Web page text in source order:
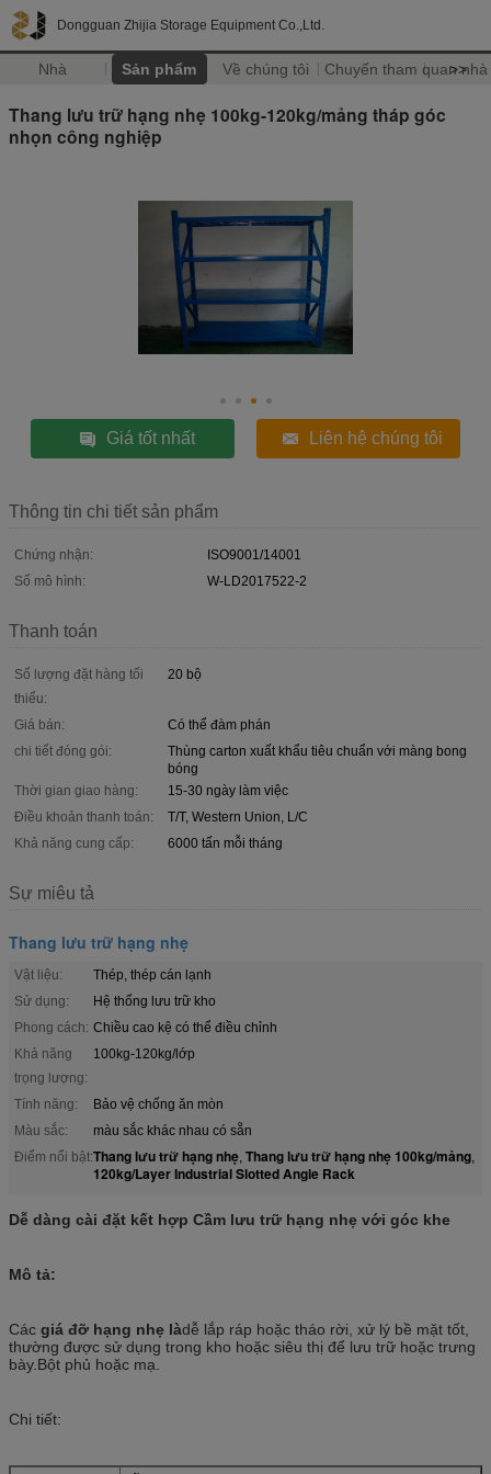
Dongguan Zhijia Storage Equipment Co.,Ltd.
Nhà Sản phẩm Về chúng tôi Chuyến tham quan nhà
>>
Thang lưu trữ hạng nhẹ 100kg-120kg/mảng tháp góc
nhọn công nghiệp
Giá tốt nhất Liên hệ chúng tôi
Thông tin chi tiết sản phẩm
Chứng nhận:
ISO9001/14001
Số mô hình:
W-LD2017522-2
Thanh toán
Số lượng đặt hàng tối
thiểu:
20 bộ
Giá bán:
Có thể đàm phán
chi tiết đóng gói:
Thùng carton xuất khẩu tiêu chuẩn với màng bong
bóng
Thời gian giao hàng:
15-30 ngày làm việc
Điều khoản thanh toán:
T/T, Western Union, L/C
Khả năng cung cấp:
6000 tấn mỗi tháng
Sự miêu tả
Thang lưu trữ hạng nhẹ
Vật liệu:
Thép, thép cán lạnh
Sử dụng:
Hệ thống lưu trữ kho
Phong cách: Chiều cao kệ có thể điều chỉnh
Khả năng
trọng lượng:
100kg-120kg/lớp
Tính năng:
Bảo vệ chống ăn mòn
Màu sắc:
màu sắc khác nhau có sẵn
Điểm nổi bật:Thang lưu trữ hạng nhẹ, Thang lưu trữ hạng nhẹ 100kg/mảng,
120kg/Layer Industrial Slotted Angle Rack
Dễ dàng cài đặt kết hợp Cầm lưu trữ hạng nhẹ với góc khe
Mô tả:
Các giá đỡ hạng nhẹ làdễ lắp ráp hoặc tháo rời, xử lý bề mặt tốt,
thường được sử dụng trong kho hoặc siêu thị để lưu trữ hoặc trưng
bày.Bột phủ hoặc mạ.
Chi tiết: